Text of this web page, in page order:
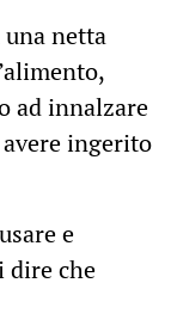
netta
ad innalzare
avere ingerito
e
dire che